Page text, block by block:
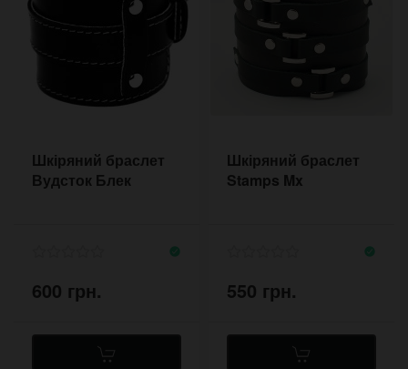
Шкіряний браслет
Вудсток Блек
600 грн.
Шкіряний браслет
Stamps Mx
550 грн.